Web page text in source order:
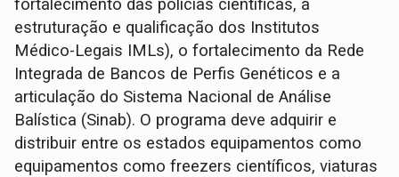
fortalecimento das polícias científicas, a
estruturação e qualificação dos Institutos
Médico-Legais IMLs), o fortalecimento da Rede
Integrada de Bancos de Perfis Genéticos e a
articulação do Sistema Nacional de Análise
Balística (Sinab). O programa deve adquirir e
distribuir entre os estados equipamentos como
equipamentos como freezers científicos, viaturas